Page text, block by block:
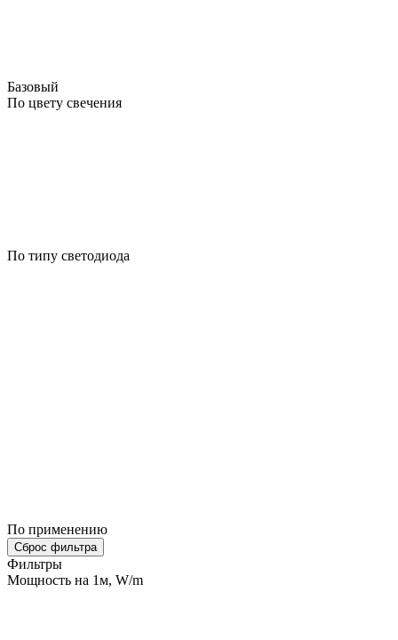
Базовый
По цвету свечения
По типу светодиода
По применению
Сброс фильтра
Фильтры
Мощность на 1м, W/m